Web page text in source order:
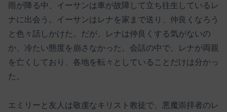
雨が降る中、イーサンは車が故障して立ち往生しているレ
ナに出会う。イーサンはレナを家まで送り、仲良くなろう
と色々話しかけた。だが、レナは仲良くする気がないの
か、冷たい態度を崩さなかった。会話の中で、レナが両親
を亡くしており、各地を転々としていることだけは分かっ
た。
エミリーと友人は敬虔なキリスト教徒で、悪魔崇拝者のレ